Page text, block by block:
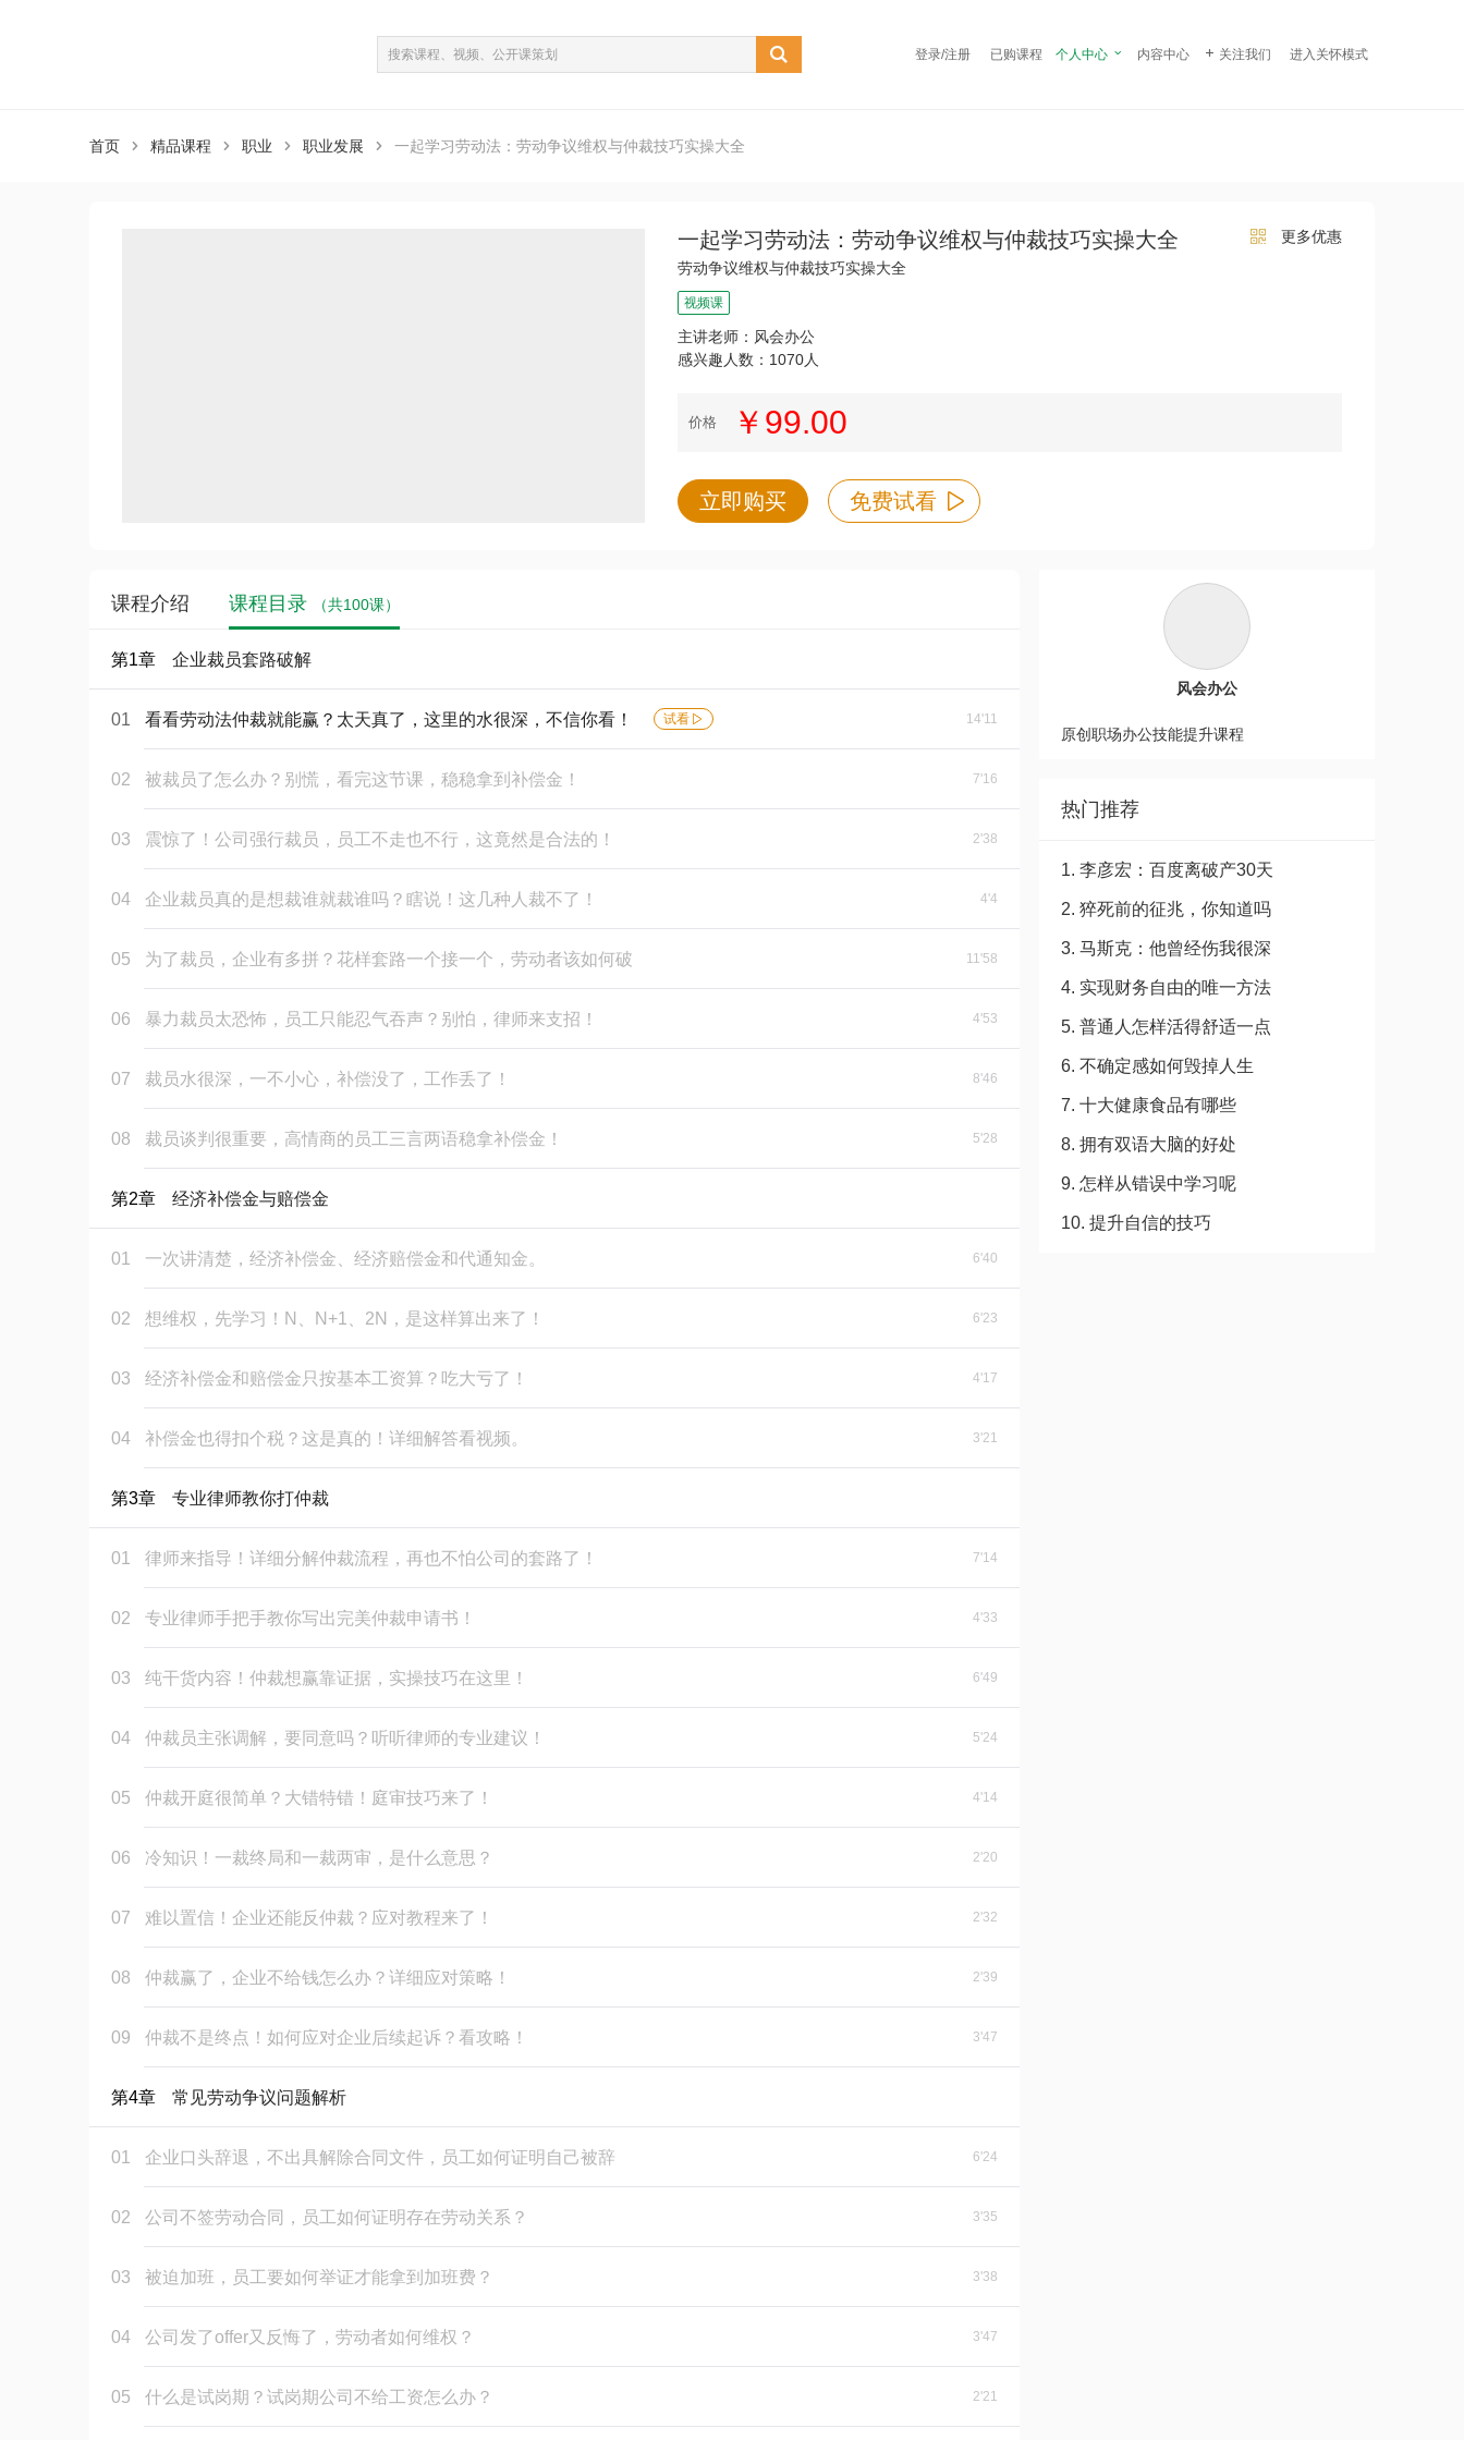
登录/注册 已购课程 个人中心  内容中心  关注我们 进入关怀模式
首页  精品课程  职业  职业发展  一起学习劳动法：劳动争议维权与仲裁技巧实操大全
（共100课）
一起学习劳动法：劳动争议维权与仲裁技巧实操大全
更多优惠
劳动争议维权与仲裁技巧实操大全
视频课
主讲老师：风会办公
感兴趣人数：1070人
价格 ￥99.00
立即购买 免费试看
风会办公
原创职场办公技能提升课程
热门推荐
1. 李彦宏：百度离破产30天
2. 猝死前的征兆，你知道吗
3. 马斯克：他曾经伤我很深
4. 实现财务自由的唯一方法
5. 普通人怎样活得舒适一点
6. 不确定感如何毁掉人生
7. 十大健康食品有哪些
8. 拥有双语大脑的好处
9. 怎样从错误中学习呢
10. 提升自信的技巧
课程介绍 课程目录 （共100课）
第1章 企业裁员套路破解
14'11
01 看看劳动法仲裁就能赢？太天真了，这里的水很深，不信你看！ 试看
7'16
02 被裁员了怎么办？别慌，看完这节课，稳稳拿到补偿金！
2'38
03 震惊了！公司强行裁员，员工不走也不行，这竟然是合法的！
4'4
04 企业裁员真的是想裁谁就裁谁吗？瞎说！这几种人裁不了！
11'58
05 为了裁员，企业有多拼？花样套路一个接一个，劳动者该如何破
4'53
06 暴力裁员太恐怖，员工只能忍气吞声？别怕，律师来支招！
8'46
07 裁员水很深，一不小心，补偿没了，工作丢了！
5'28
08 裁员谈判很重要，高情商的员工三言两语稳拿补偿金！
第2章 经济补偿金与赔偿金
6'40
01 一次讲清楚，经济补偿金、经济赔偿金和代通知金。
6'23
02 想维权，先学习！N、N+1、2N，是这样算出来了！
4'17
03 经济补偿金和赔偿金只按基本工资算？吃大亏了！
3'21
04 补偿金也得扣个税？这是真的！详细解答看视频。
第3章 专业律师教你打仲裁
7'14
01 律师来指导！详细分解仲裁流程，再也不怕公司的套路了！
4'33
02 专业律师手把手教你写出完美仲裁申请书！
6'49
03 纯干货内容！仲裁想赢靠证据，实操技巧在这里！
5'24
04 仲裁员主张调解，要同意吗？听听律师的专业建议！
4'14
05 仲裁开庭很简单？大错特错！庭审技巧来了！
2'20
06 冷知识！一裁终局和一裁两审，是什么意思？
2'32
07 难以置信！企业还能反仲裁？应对教程来了！
2'39
08 仲裁赢了，企业不给钱怎么办？详细应对策略！
3'47
09 仲裁不是终点！如何应对企业后续起诉？看攻略！
第4章 常见劳动争议问题解析
6'24
01 企业口头辞退，不出具解除合同文件，员工如何证明自己被辞
3'35
02 公司不签劳动合同，员工如何证明存在劳动关系？
3'38
03 被迫加班，员工要如何举证才能拿到加班费？
3'47
04 公司发了offer又反悔了，劳动者如何维权？
2'21
05 什么是试岗期？试岗期公司不给工资怎么办？